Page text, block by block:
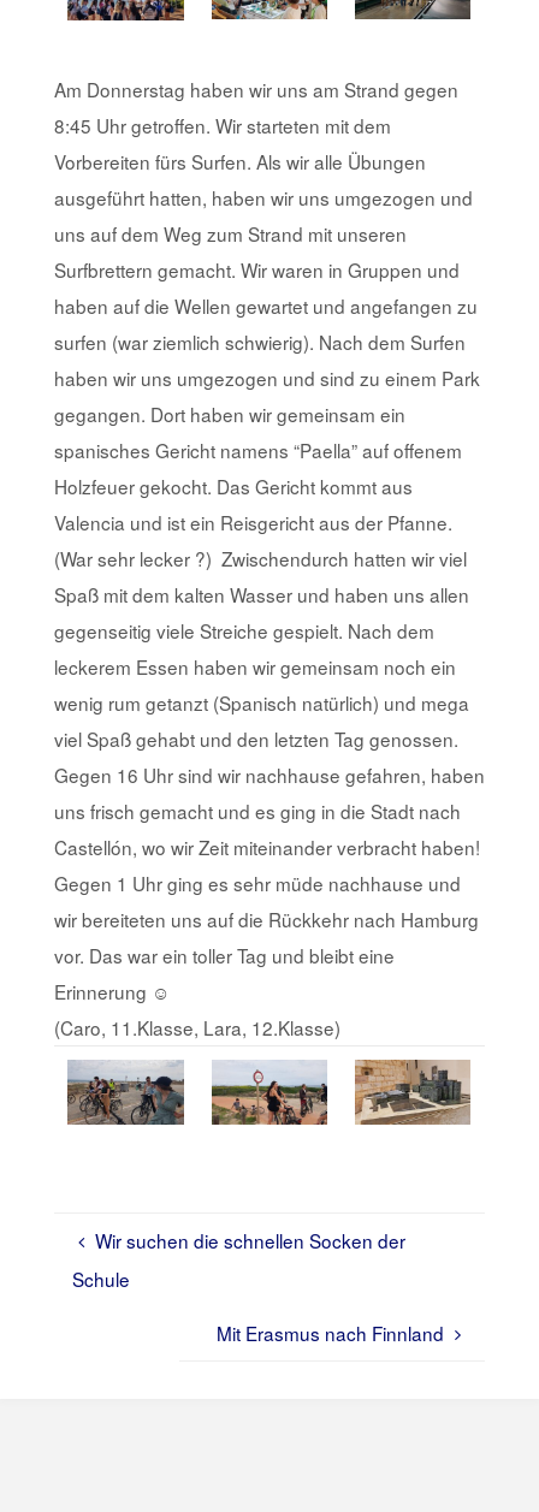
Am Donnerstag haben wir uns am Strand gegen
8:45 Uhr getroffen. Wir starteten mit dem
Vorbereiten fürs Surfen. Als wir alle Übungen
ausgeführt hatten, haben wir uns umgezogen und
uns auf dem Weg zum Strand mit unseren
Surfbrettern gemacht. Wir waren in Gruppen und
haben auf die Wellen gewartet und angefangen zu
surfen (war ziemlich schwierig). Nach dem Surfen
haben wir uns umgezogen und sind zu einem Park
gegangen. Dort haben wir gemeinsam ein
spanisches Gericht namens “Paella” auf offenem
Holzfeuer gekocht. Das Gericht kommt aus
Valencia und ist ein Reisgericht aus der Pfanne.
(War sehr lecker ?) Zwischendurch hatten wir viel
Spaß mit dem kalten Wasser und haben uns allen
gegenseitig viele Streiche gespielt. Nach dem
leckerem Essen haben wir gemeinsam noch ein
wenig rum getanzt (Spanisch natürlich) und mega
viel Spaß gehabt und den letzten Tag genossen.
Gegen 16 Uhr sind wir nachhause gefahren, haben
uns frisch gemacht und es ging in die Stadt nach
Castellón, wo wir Zeit miteinander verbracht haben!
Gegen 1 Uhr ging es sehr müde nachhause und
wir bereiteten uns auf die Rückkehr nach Hamburg
vor. Das war ein toller Tag und bleibt eine
Erinnerung ☺
(Caro, 11.Klasse, Lara, 12.Klasse)
Wir suchen die schnellen Socken der
Schule
Mit Erasmus nach Finnland